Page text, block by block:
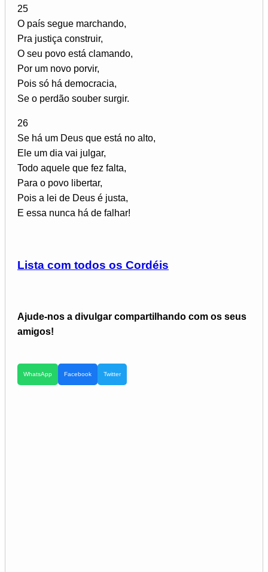
25
O país segue marchando,
Pra justiça construir,
O seu povo está clamando,
Por um novo porvir,
Pois só há democracia,
Se o perdão souber surgir.
26
Se há um Deus que está no alto,
Ele um dia vai julgar,
Todo aquele que fez falta,
Para o povo libertar,
Pois a lei de Deus é justa,
E essa nunca há de falhar!
Lista com todos os Cordéis
Ajude-nos a divulgar compartilhando com os seus
amigos!
WhatsApp Facebook Twitter